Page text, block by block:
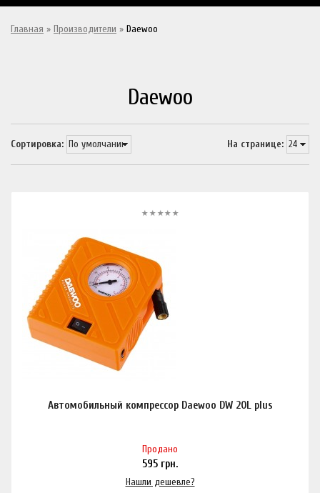
Главная » Производители » Daewoo
Daewoo
На странице:
Сортировка:
Автомобильный компрессор Daewoo DW 20L plus
Продано
595 грн.
Нашли дешевле?